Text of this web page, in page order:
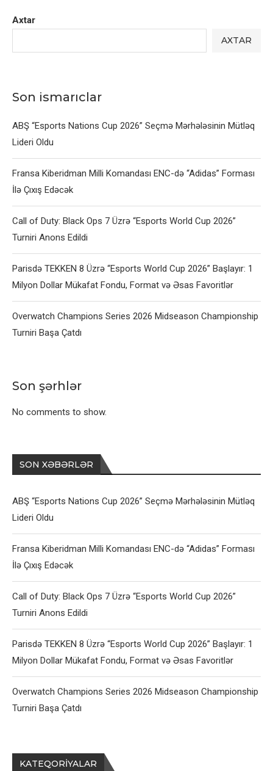
Axtar
AXTAR
Son ismarıclar
ABŞ “Esports Nations Cup 2026” Seçmə Mərhələsinin Mütləq
Lideri Oldu
Fransa Kiberidman Milli Komandası ENC-də “Adidas” Forması
İlə Çıxış Edəcək
Call of Duty: Black Ops 7 Üzrə “Esports World Cup 2026”
Turniri Anons Edildi
Parisdə TEKKEN 8 Üzrə “Esports World Cup 2026” Başlayır: 1
Milyon Dollar Mükafat Fondu, Format və Əsas Favoritlər
Overwatch Champions Series 2026 Midseason Championship
Turniri Başa Çatdı
Son şərhlər
No comments to show.
SON XƏBƏRLƏR
ABŞ “Esports Nations Cup 2026” Seçmə Mərhələsinin Mütləq
Lideri Oldu
Fransa Kiberidman Milli Komandası ENC-də “Adidas” Forması
İlə Çıxış Edəcək
Call of Duty: Black Ops 7 Üzrə “Esports World Cup 2026”
Turniri Anons Edildi
Parisdə TEKKEN 8 Üzrə “Esports World Cup 2026” Başlayır: 1
Milyon Dollar Mükafat Fondu, Format və Əsas Favoritlər
Overwatch Champions Series 2026 Midseason Championship
Turniri Başa Çatdı
KATEQORIYALAR